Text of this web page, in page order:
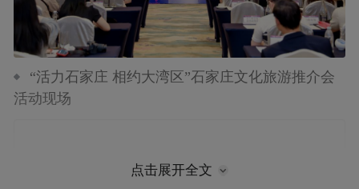
“活力石家庄 相约大湾区”石家庄文化旅游推介会
活动现场
点击展开全文